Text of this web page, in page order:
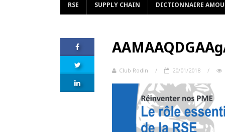
RSE SUPPLY CHAIN DICTIONNAIRE
Club Rodin / 20/01/2018 /